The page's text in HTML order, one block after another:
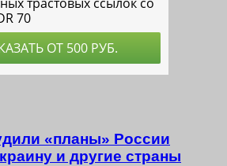
«планы» России
и другие страны